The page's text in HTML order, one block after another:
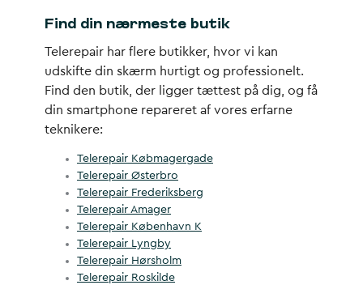
Find din nærmeste butik
Telerepair har flere butikker, hvor vi kan
udskifte din skærm hurtigt og professionelt.
Find den butik, der ligger tættest på dig, og få
din smartphone repareret af vores erfarne
teknikere:
Telerepair Købmagergade
Telerepair Østerbro
Telerepair Frederiksberg
Telerepair Amager
Telerepair København K
Telerepair Lyngby
Telerepair Hørsholm
Telerepair Roskilde